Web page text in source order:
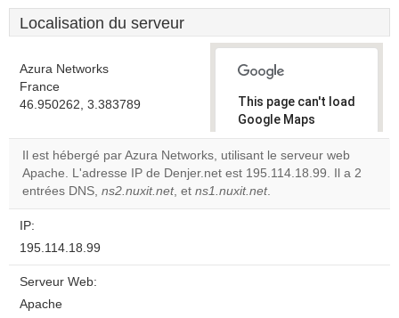
Localisation du serveur
Azura Networks
France
46.950262, 3.383789
This page can't load
Google Maps
correctly.
Do you
own this
Il est hébergé par Azura Networks, utilisant le serveur web
Apache. L'adresse IP de Denjer.net est 195.114.18.99. Il a 2
entrées DNS, ns2.nuxit.net, et ns1.nuxit.net.
IP:
195.114.18.99
Serveur Web:
Apache